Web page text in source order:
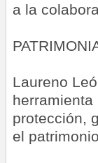
a la
Laureno
protección,
el